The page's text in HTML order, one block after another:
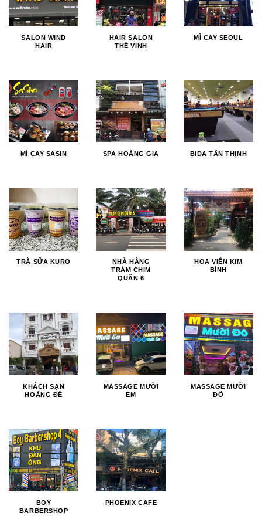
SALON WIND
HAIR
HAIR SALON
THẾ VINH
MÌ CAY SEOUL
MÌ CAY SASIN SPA HOÀNG GIA BIDA TÂN THỊNH
TRÀ SỮA KURO
NHÀ HÀNG
TRÀM CHIM
QUẬN 6
HOA VIÊN KIM
BÌNH
KHÁCH SẠN
HOÀNG ĐẾ
MASSAGE MƯỜI
EM
MASSAGE MƯỜI
ĐÔ
BOY
BARBERSHOP
PHOENIX CAFE